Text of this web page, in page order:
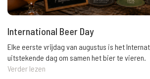
International Beer Day
Elke eerste vrijdag van augustus is het
uitstekende dag om samen het bier te vieren.
Verder lezen